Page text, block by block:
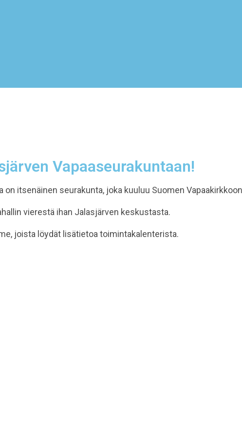
Vapaaseurakuntaan!
on itsenäinen seurakunta, joka kuuluu Suomen
vierestä ihan Jalasjärven keskustasta.
joista löydät lisätietoa toimintakalenterista.